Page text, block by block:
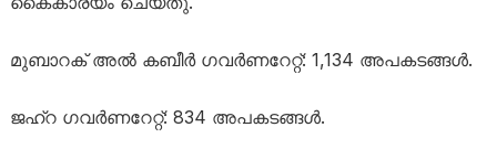
മുബാറക് അൽ കബീർ ഗവർണറേറ്റ്: 1,134 അപകടങ്ങൾ.
ജഹ്റ ഗവർണറേറ്റ്: 834 അപകടങ്ങൾ.